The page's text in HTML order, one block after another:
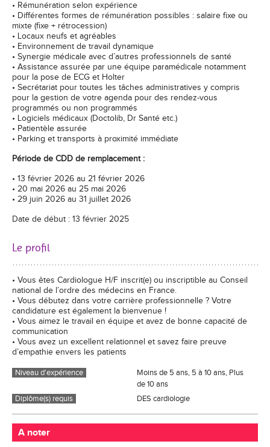
• Rémunération selon expérience
• Différentes formes de rémunération possibles : salaire fixe ou
mixte (fixe + rétrocession)
• Locaux neufs et agréables
• Environnement de travail dynamique
• Synergie médicale avec d’autres professionnels de santé
• Assistance assurée par une équipe paramédicale notamment
pour la pose de ECG et Holter
• Secrétariat pour toutes les tâches administratives y compris
pour la gestion de votre agenda pour des rendez-vous
programmés ou non programmés
• Logiciels médicaux (Doctolib, Dr Santé etc.)
• Patientèle assurée
• Parking et transports à proximité immédiate
Période de CDD de remplacement :
• 13 février 2026 au 21 février 2026
• 20 mai 2026 au 25 mai 2026
• 29 juin 2026 au 31 juillet 2026
Date de début : 13 février 2025
Le profil
• Vous êtes Cardiologue H/F inscrit(e) ou inscriptible au Conseil
national de l’ordre des médecins en France.
• Vous débutez dans votre carrière professionnelle ? Votre
candidature est également la bienvenue !
• Vous aimez le travail en équipe et avez de bonne capacité de
communication
• Vous avez un excellent relationnel et savez faire preuve
d’empathie envers les patients
Niveau d'expérience
Moins de 5 ans, 5 à 10 ans, Plus
de 10 ans
Diplôme(s) requis
DES cardiologie
A noter